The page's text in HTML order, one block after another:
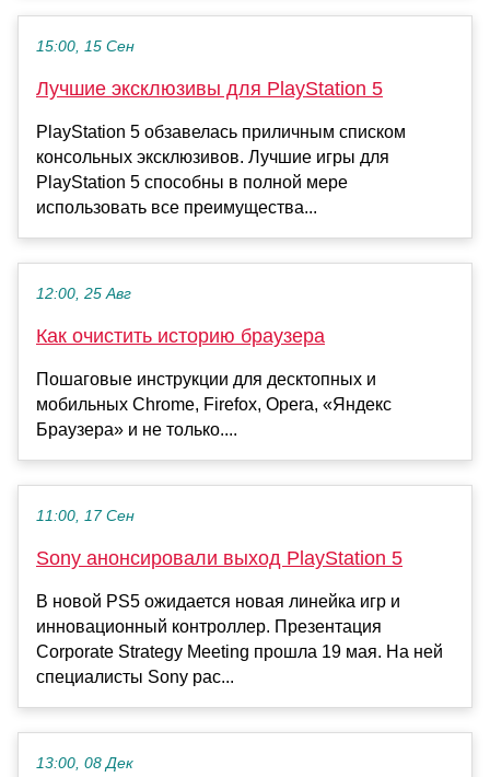
15:00, 15 Сен
Лучшие эксклюзивы для PlayStation 5
PlayStation 5 обзавелась приличным списком
консольных эксклюзивов. Лучшие игры для
PlayStation 5 способны в полной мере
использовать все преимущества...
12:00, 25 Авг
Как очистить историю браузера
Пошаговые инструкции для десктопных и
мобильных Chrome, Firefox, Opera, «Яндекс
Браузера» и не только....
11:00, 17 Сен
Sony анонсировали выход PlayStation 5
В новой PS5 ожидается новая линейка игр и
инновационный контроллер. Презентация
Corporate Strategy Meeting прошла 19 мая. На ней
специалисты Sony рас...
13:00, 08 Дек